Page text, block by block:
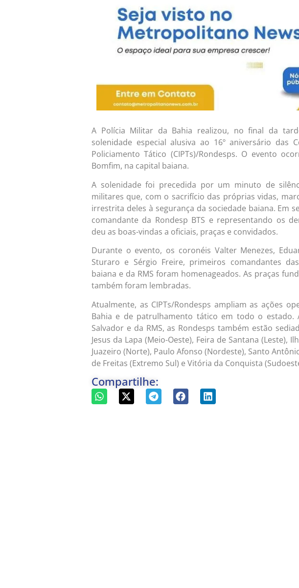
A Polícia Militar da Bahia realizou, no final da
solenidade especial alusiva ao 16º aniversário das
Policiamento Tático (CIPTs)/Rondesps. O evento
Bomfim, na capital baiana.
A solenidade foi precedida por um minuto de
militares que, com o sacrifício das próprias vidas,
irrestrita deles à segurança da sociedade baiana. Em
comandante da Rondesp BTS e representando os
deu as boas-vindas a oficiais, praças e convidados.
Durante o evento, os coronéis Valter Menezes,
Sturaro e Sérgio Freire, primeiros comandantes
baiana e da RMS foram homenageados. As praças
também foram lembradas.
Atualmente, as CIPTs/Rondesps ampliam as ações
Bahia e de patrulhamento tático em todo o estado.
Salvador e da RMS, as Rondesps também estão
Jesus da Lapa (Meio-Oeste), Feira de Santana (Leste),
Juazeiro (Norte), Paulo Afonso (Nordeste), Santo
de Freitas (Extremo Sul) e Vitória da Conquista
Compartilhe: